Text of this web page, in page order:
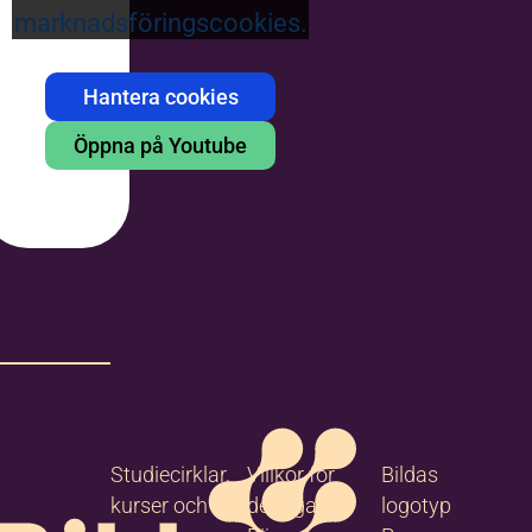
marknadsföringscookies.
Hantera cookies
Öppna på Youtube
Studiecirklar,
kurser och
Villkor för
deltagare
Bildas
logotyp